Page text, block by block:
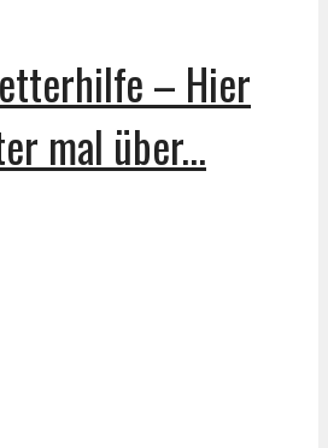
– Hier
mal über...